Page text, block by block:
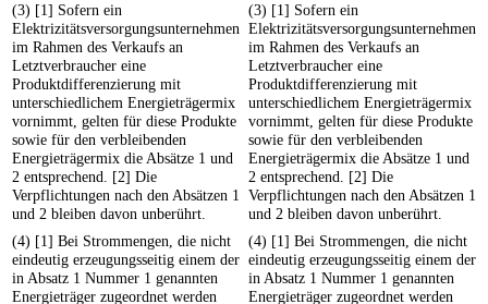
(3) [1] Sofern ein
Elektrizitätsversorgungsunternehmen
im Rahmen des Verkaufs an
Letztverbraucher eine
Produktdifferenzierung mit
unterschiedlichem Energieträgermix
vornimmt, gelten für diese Produkte
sowie für den verbleibenden
Energieträgermix die Absätze 1 und
2 entsprechend. [2] Die
Verpflichtungen nach den Absätzen 1
und 2 bleiben davon unberührt.
(3) [1] Sofern ein
Elektrizitätsversorgungsunternehmen
im Rahmen des Verkaufs an
Letztverbraucher eine
Produktdifferenzierung mit
unterschiedlichem Energieträgermix
vornimmt, gelten für diese Produkte
sowie für den verbleibenden
Energieträgermix die Absätze 1 und
2 entsprechend. [2] Die
Verpflichtungen nach den Absätzen 1
und 2 bleiben davon unberührt.
(4) [1] Bei Strommengen, die nicht
eindeutig erzeugungsseitig einem der
in Absatz 1 Nummer 1 genannten
Energieträger zugeordnet werden
(4) [1] Bei Strommengen, die nicht
eindeutig erzeugungsseitig einem der
in Absatz 1 Nummer 1 genannten
Energieträger zugeordnet werden